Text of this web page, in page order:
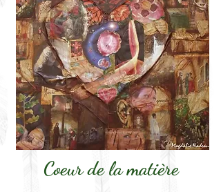
Coeur de la matière